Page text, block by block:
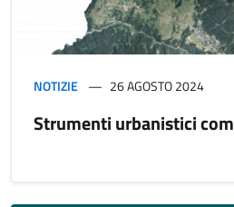
NOTIZIE 26 AGOSTO 2024
Strumenti urbanistici